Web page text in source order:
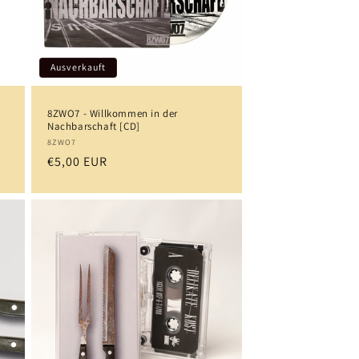
Ausverkauft
8ZWO7 - Willkommen in der
Nachbarschaft [CD]
Anbieter:
8ZWO7
Normaler
€5,00 EUR